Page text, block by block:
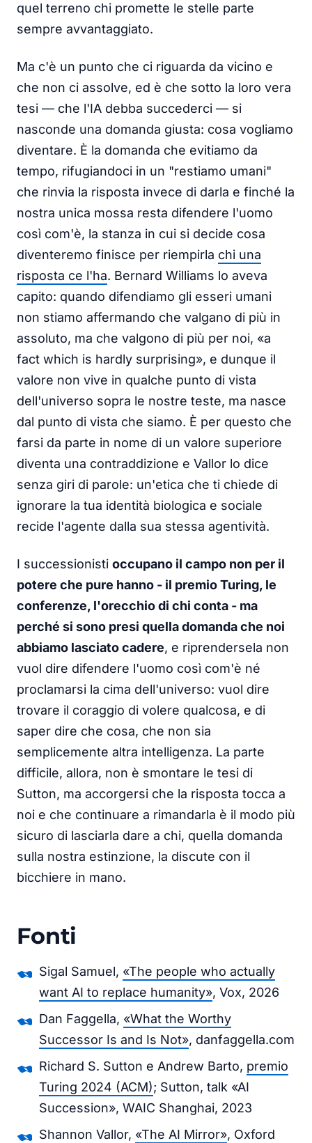
quel terreno chi promette le stelle parte
sempre avvantaggiato.
Ma c'è un punto che ci riguarda da vicino e
che non ci assolve, ed è che sotto la loro vera
tesi — che l'IA debba succederci — si
nasconde una domanda giusta: cosa vogliamo
diventare. È la domanda che evitiamo da
tempo, rifugiandoci in un "restiamo umani"
che rinvia la risposta invece di darla e finché la
nostra unica mossa resta difendere l'uomo
così com'è, la stanza in cui si decide cosa
diventeremo finisce per riempirla chi una
risposta ce l'ha. Bernard Williams lo aveva
capito: quando difendiamo gli esseri umani
non stiamo affermando che valgano di più in
assoluto, ma che valgono di più per noi, «a
fact which is hardly surprising», e dunque il
valore non vive in qualche punto di vista
dell'universo sopra le nostre teste, ma nasce
dal punto di vista che siamo. È per questo che
farsi da parte in nome di un valore superiore
diventa una contraddizione e Vallor lo dice
senza giri di parole: un'etica che ti chiede di
ignorare la tua identità biologica e sociale
recide l'agente dalla sua stessa agentività.
I successionisti occupano il campo non per il
potere che pure hanno - il premio Turing, le
conferenze, l'orecchio di chi conta - ma
perché si sono presi quella domanda che noi
abbiamo lasciato cadere, e riprendersela non
vuol dire difendere l'uomo così com'è né
proclamarsi la cima dell'universo: vuol dire
trovare il coraggio di volere qualcosa, e di
saper dire che cosa, che non sia
semplicemente altra intelligenza. La parte
difficile, allora, non è smontare le tesi di
Sutton, ma accorgersi che la risposta tocca a
noi e che continuare a rimandarla è il modo più
sicuro di lasciarla dare a chi, quella domanda
sulla nostra estinzione, la discute con il
bicchiere in mano.
Fonti
Sigal Samuel, «The people who actually
want AI to replace humanity», Vox, 2026
Dan Faggella, «What the Worthy
Successor Is and Is Not», danfaggella.com
Richard S. Sutton e Andrew Barto, premio
Turing 2024 (ACM); Sutton, talk «AI
Succession», WAIC Shanghai, 2023
Shannon Vallor, «The AI Mirror», Oxford